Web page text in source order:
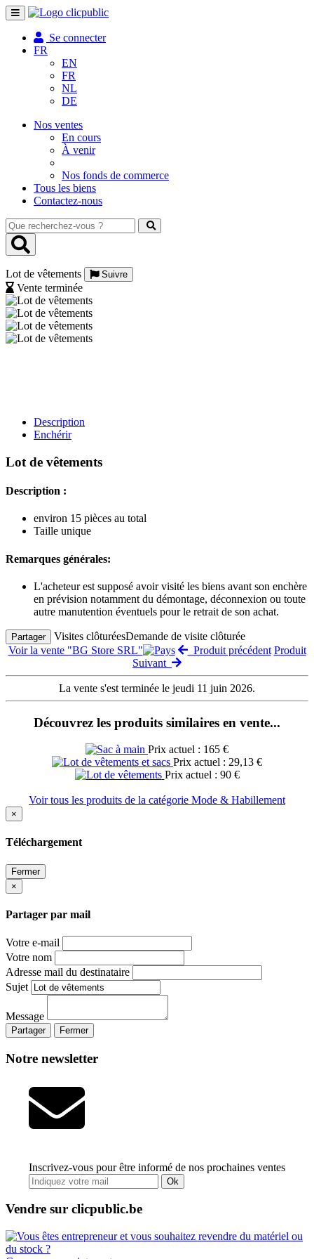
Toggle
navigation
Se connecter
FR
EN
FR
NL
DE
Nos ventes
En cours
À venir
Nos fonds de commerce
Tous les biens
Contactez-nous
Que
recherchez-
vous
Lot de vêtements
Suivre
Vente terminée
Description
Enchérir
Lot de vêtements
Description :
environ 15 pièces au total
Taille unique
Remarques générales:
L'acheteur est supposé avoir visité les biens avant son enchère
en prévision notamment du démontage, déconnexion ou toute
autre manutention éventuels pour le retrait de son achat.
Partager Visites clôturéesDemande de visite clôturée
Voir la vente "BG Store SRL"
Produit précédent Produit
Suivant
La vente s'est terminée le jeudi 11 juin 2026.
Découvrez les produits similaires en vente...
Prix actuel : 165 €
Prix actuel : 29,13 €
Prix actuel : 90 €
Voir tous les produits de la catégorie Mode & Habillement
×
Téléchargement
Fermer
×
Partager par mail
Votre e-mail
Votre nom
Adresse mail du destinataire
Sujet
Message
Partager Fermer
Notre newsletter
Inscrivez-vous pour être informé de nos prochaines ventes
Ok
Vendre sur clicpublic.be